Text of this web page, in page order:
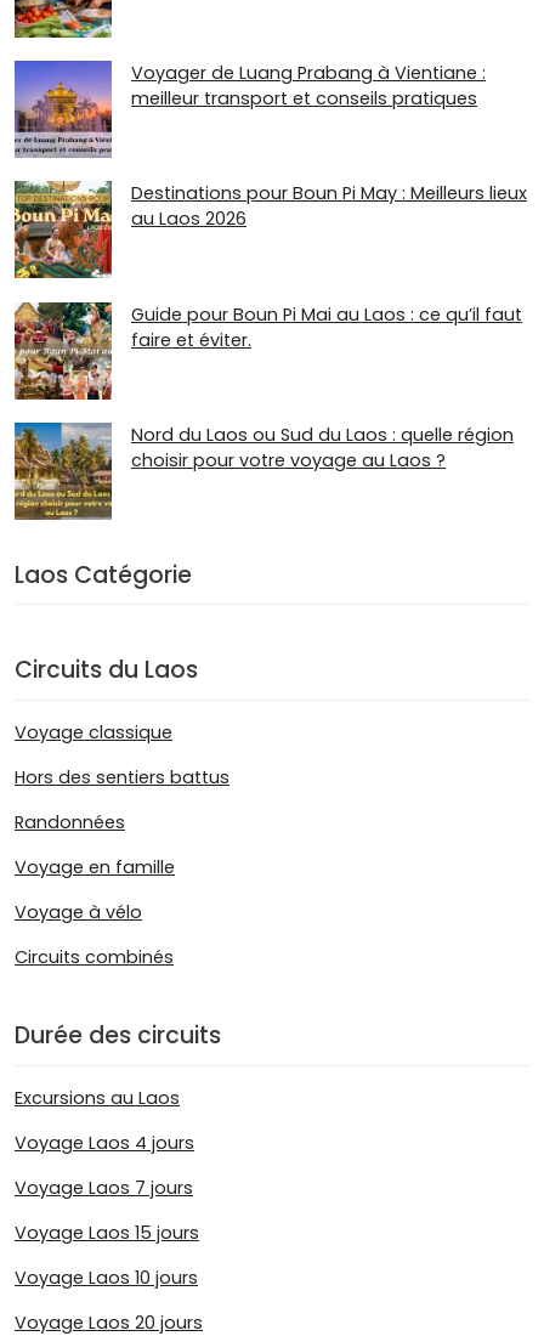
Voyager de Luang Prabang à Vientiane :
meilleur transport et conseils pratiques
Destinations pour Boun Pi May : Meilleurs lieux
au Laos 2026
Guide pour Boun Pi Mai au Laos : ce qu’il faut
faire et éviter.
Nord du Laos ou Sud du Laos : quelle région
choisir pour votre voyage au Laos ?
Laos Catégorie
Circuits du Laos
Voyage classique
Hors des sentiers battus
Randonnées
Voyage en famille
Voyage à vélo
Circuits combinés
Durée des circuits
Excursions au Laos
Voyage Laos 4 jours
Voyage Laos 7 jours
Voyage Laos 15 jours
Voyage Laos 10 jours
Voyage Laos 20 jours